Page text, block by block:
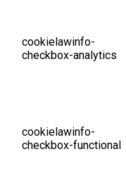
cookielawinfo-
checkbox-analytics
cookielawinfo-
checkbox-functional